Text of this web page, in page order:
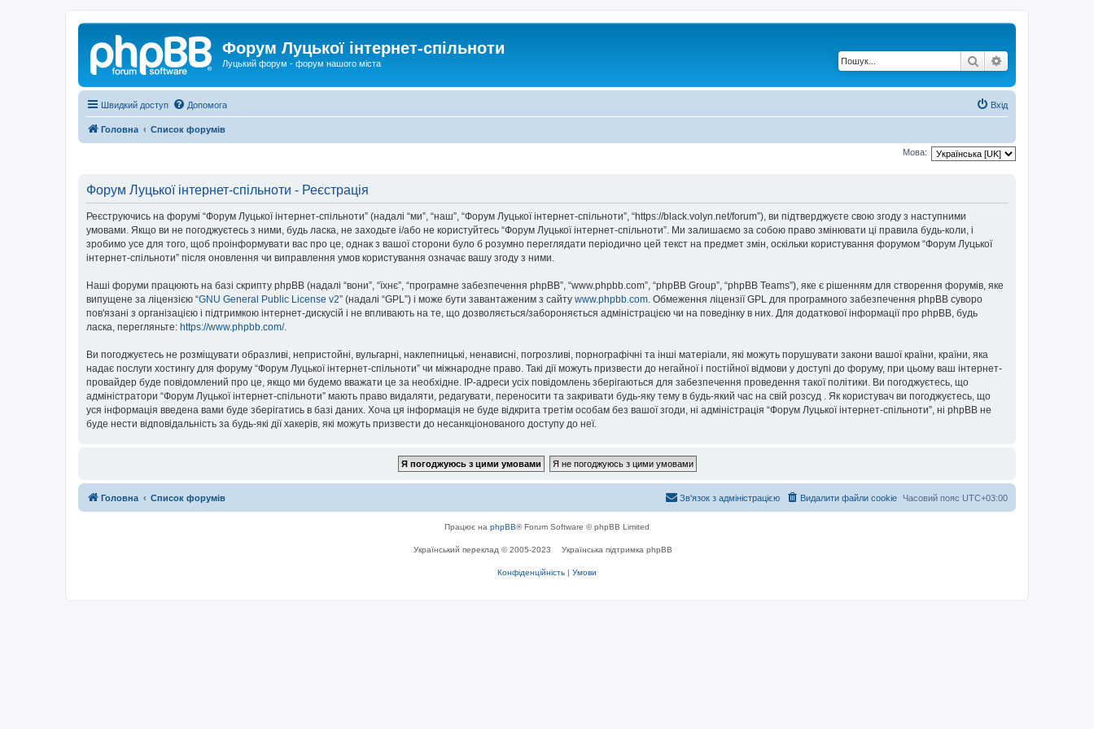
Форум Луцької інтернет-спільноти
Луцький форум - форум нашого міста Пошук
Швидкий доступ Допомога Вхід
Головна Список форумів
Мова:
Форум Луцької інтернет-спільноти - Реєстрація
Реєструючись на форумі “Форум Луцької інтернет-спільноти” (надалі “ми”, “наш”, “Форум Луцької інтернет-спільноти”, “https://black.volyn.net/forum”), ви підтверджуєте свою згоду з наступними
умовами. Якщо ви не погоджуєтесь з ними, будь ласка, не заходьте і/або не користуйтесь “Форум Луцької інтернет-спільноти”. Ми залишаємо за собою право змінювати ці правила будь-коли, і
зробимо усе для того, щоб проінформувати вас про це, однак з вашої сторони було б розумно переглядати періодично цей текст на предмет змін, оскільки користування форумом “Форум Луцької
інтернет-спільноти” після оновлення чи виправлення умов користування означає вашу згоду з ними.
Наші форуми працюють на базі скрипту phpBB (надалі “вони”, “їхнє”, “програмне забезпечення phpBB”, “www.phpbb.com”, “phpBB Group”, “phpBB Teams”), яке є рішенням для створення форумів, яке
випущене за ліцензією “GNU General Public License v2” (надалі “GPL”) і може бути завантаженим з сайту www.phpbb.com. Обмеження ліцензії GPL для програмного забезпечення phpBB суворо
пов'язані з організацією і підтримкою інтернет-дискусій і не впливають на те, що дозволяється/забороняється адміністрацією чи на поведінку в них. Для додаткової інформації про phpBB, будь
ласка, перегляньте: https://www.phpbb.com/.
Ви погоджуєтесь не розміщувати образливі, непристойні, вульгарні, наклепницькі, ненависні, погрозливі, порнографічні та інші матеріали, які можуть порушувати закони вашої країни, країни, яка
надає послуги хостингу для форуму “Форум Луцької інтернет-спільноти” чи міжнародне право. Такі дії можуть призвести до негайної і постійної відмови у доступі до форуму, при цьому ваш інтернет-
провайдер буде повідомлений про це, якщо ми будемо вважати це за необхідне. IP-адреси усіх повідомлень зберігаються для забезпечення проведення такої політики. Ви погоджуєтесь, що
адміністратори “Форум Луцької інтернет-спільноти” мають право видаляти, редагувати, переносити та закривати будь-яку тему в будь-який час на свій розсуд . Як користувач ви погоджуєтесь, що
уся інформація введена вами буде зберігатись в базі даних. Хоча ця інформація не буде відкрита третім особам без вашої згоди, ні адміністрація “Форум Луцької інтернет-спільноти”, ні phpBB не
буде нести відповідальність за будь-які дії хакерів, які можуть призвести до несанкціонованого доступу до неї.
Головна Список форумів Часовий пояс UTC+03:00
Видалити файли cookie
Зв'язок з адміністрацією
Працює на phpBB® Forum Software © phpBB Limited
Український переклад © 2005-2023 Українська підтримка phpBB
Конфіденційність | Умови